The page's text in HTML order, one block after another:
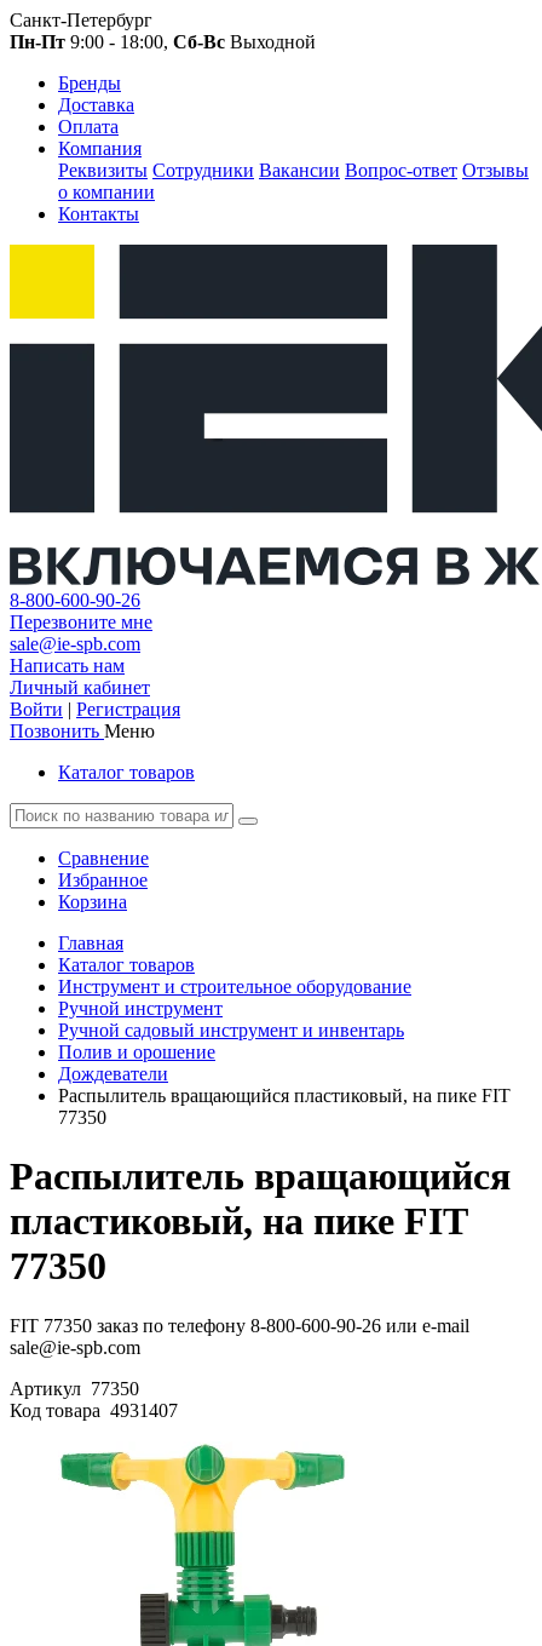
Санкт-Петербург
Пн-Пт 9:00 - 18:00, Сб-Вс Выходной
Бренды
Доставка
Оплата
Компания
Реквизиты Сотрудники Вакансии Вопрос-ответ Отзывы
о компании
Контакты
8-800-600-90-26
Перезвоните мне
sale@ie-spb.com
Написать нам
Личный кабинет
Войти | Регистрация
Позвонить Меню
Каталог товаров
Сравнение
Избранное
Корзина
Главная
Каталог товаров
Инструмент и строительное оборудование
Ручной инструмент
Ручной садовый инструмент и инвентарь
Полив и орошение
Дождеватели
Распылитель вращающийся пластиковый, на пике FIT
77350
Распылитель вращающийся
пластиковый, на пике FIT
77350
FIT 77350 заказ по телефону 8-800-600-90-26 или e-mail
sale@ie-spb.com
Артикул 77350
Код товара 4931407